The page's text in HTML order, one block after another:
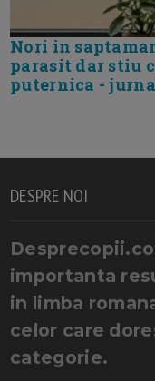
Nori in
parasit dar stiu
puternica -
DESPRE NOI
importanta
in limba
celor care
categorie.